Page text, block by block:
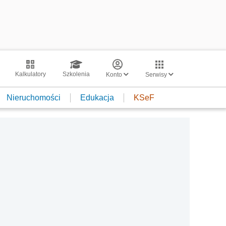
Kalkulatory Szkolenia Konto Serwisy
Nieruchomości Edukacja KSeF